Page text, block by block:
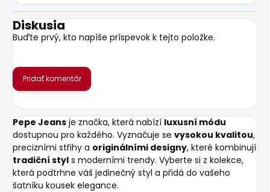
Diskusia
Buďte prvý, kto napíše príspevok k tejto položke.
Pridať komentár
Pepe Jeans je značka, která nabízí luxusní módu
dostupnou pro každého. Vyznačuje se vysokou kvalitou,
precizními střihy a originálními designy, které kombinují
tradiční styl s moderními trendy. Vyberte si z kolekce,
která podtrhne váš jedinečný styl a přidá do vašeho
šatníku kousek elegance.